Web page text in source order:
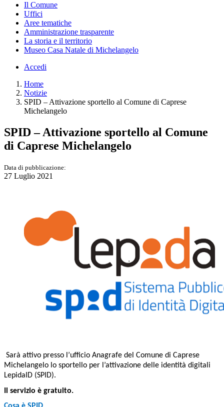
Il Comune
Uffici
Aree tematiche
Amministrazione trasparente
La storia e il territorio
Museo Casa Natale di Michelangelo
Accedi
Home
Notizie
SPID – Attivazione sportello al Comune di Caprese
Michelangelo
SPID – Attivazione sportello al Comune
di Caprese Michelangelo
Data di pubblicazione:
27 Luglio 2021
Sarà attivo presso l’ufficio Anagrafe del Comune di Caprese
Michelangelo lo sportello per l’attivazione delle identità digitali
LepidaID (SPID).
Il servizio è gratuito.